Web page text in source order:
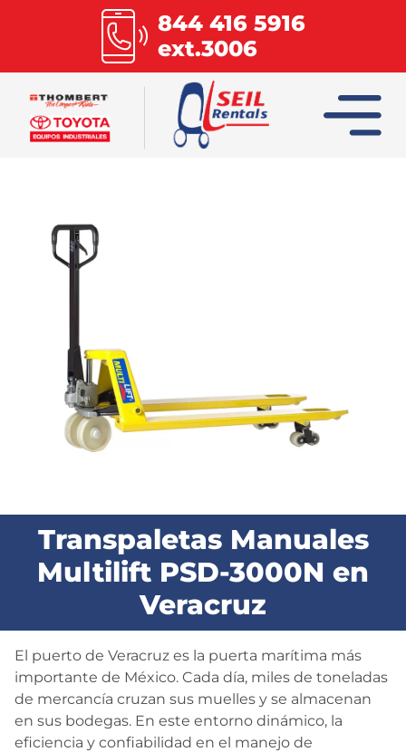
844 416 5916
ext.3006
Transpaletas Manuales
Multilift PSD-3000N en
Veracruz
El puerto de Veracruz es la puerta marítima más
importante de México. Cada día, miles de toneladas
de mercancía cruzan sus muelles y se almacenan
en sus bodegas. En este entorno dinámico, la
eficiencia y confiabilidad en el manejo de